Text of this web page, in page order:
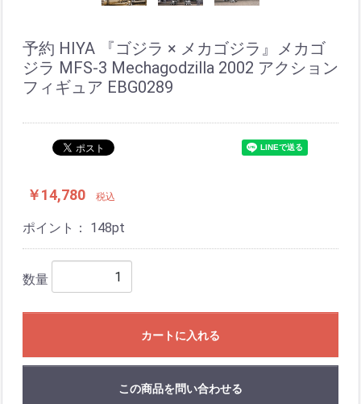
予約 HIYA 『ゴジラ × メカゴジラ』メカゴ
ジラ MFS-3 Mechagodzilla 2002 アクション
フィギュア EBG0289
￥14,780 税込
ポイント： 148pt
数量
カートに入れる
この商品を問い合わせる